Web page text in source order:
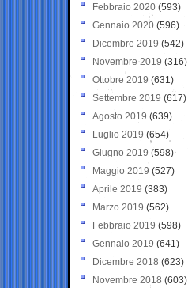
Febbraio 2020 (593)
Gennaio 2020 (596)
Dicembre 2019 (542)
Novembre 2019 (316)
Ottobre 2019 (631)
Settembre 2019 (617)
Agosto 2019 (639)
Luglio 2019 (654)
Giugno 2019 (598)
Maggio 2019 (527)
Aprile 2019 (383)
Marzo 2019 (562)
Febbraio 2019 (598)
Gennaio 2019 (641)
Dicembre 2018 (623)
Novembre 2018 (603)